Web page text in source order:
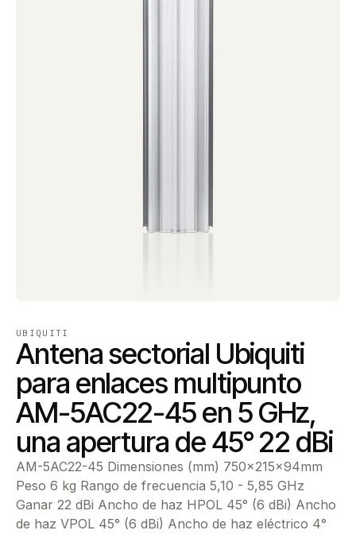
UBIQUITI
Antena sectorial Ubiquiti
para enlaces multipunto
AM-5AC22-45 en 5 GHz,
una apertura de 45° 22 dBi
AM-5AC22-45 Dimensiones (mm) 750x215x94mm
Peso 6 kg Rango de frecuencia 5,10 - 5,85 GHz
Ganar 22 dBi Ancho de haz HPOL 45° (6 dBi) Ancho
de haz VPOL 45° (6 dBi) Ancho de haz eléctrico 4°